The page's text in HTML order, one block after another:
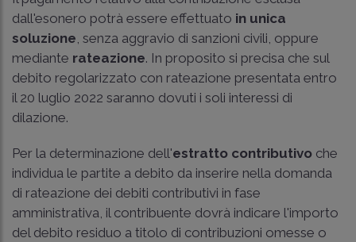
dall'esonero potrà essere effettuato in unica
soluzione, senza aggravio di sanzioni civili, oppure
mediante rateazione. In proposito si precisa che sul
debito regolarizzato con rateazione presentata entro
il 20 luglio 2022 saranno dovuti i soli interessi di
dilazione.
Per la determinazione dell'estratto contributivo che
individua le partite a debito da inserire nella domanda
di rateazione dei debiti contributivi in fase
amministrativa, il contribuente dovrà indicare l'importo
del debito residuo a titolo di contribuzioni omesse o